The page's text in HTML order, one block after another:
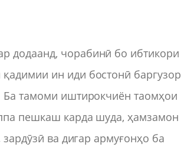
додаанд, чорабинӣ бо ибтикори
ин иди бостонӣ баргузор
Ба тамоми иштирокчиён таомҳои
пешкаш карда шуда, ҳамзамон
ва дигар армуғонҳо ба